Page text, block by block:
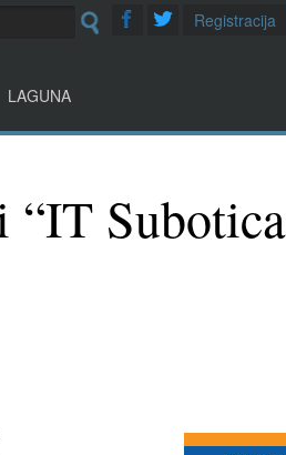
Registracija
LAGUNA
“IT Subotica